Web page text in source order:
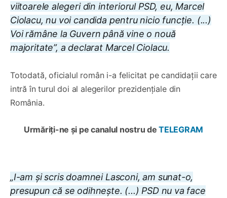
viitoarele alegeri din interiorul PSD, eu, Marcel
Ciolacu, nu voi candida pentru nicio funcție. (...)
Voi rămâne la Guvern până vine o nouă
majoritate”, a declarat Marcel Ciolacu.
Totodată, oficialul român i-a felicitat pe candidații care
intră în turul doi al alegerilor prezidențiale din
România.
Urmăriți-ne și pe canalul nostru deTELEGRAM
„I-am și scris doamnei Lasconi, am sunat-o,
presupun că se odihnește. (...) PSD nu va face